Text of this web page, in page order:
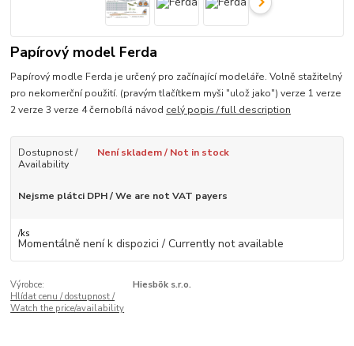
Papírový model Ferda
Papírový modle Ferda je určený pro začínající modeláře. Volně stažitelný
pro nekomerční použití. (pravým tlačítkem myši "ulož jako") verze 1 verze
2 verze 3 verze 4 černobílá návod celý popis / full description
Dostupnost /
Availability
Není skladem / Not in stock
Nejsme plátci DPH / We are not VAT payers
/ks
Momentálně není k dispozici / Currently not available
Výrobce:
Hiesbök s.r.o.
Hlídat cenu / dostupnost /
Watch the price/availability